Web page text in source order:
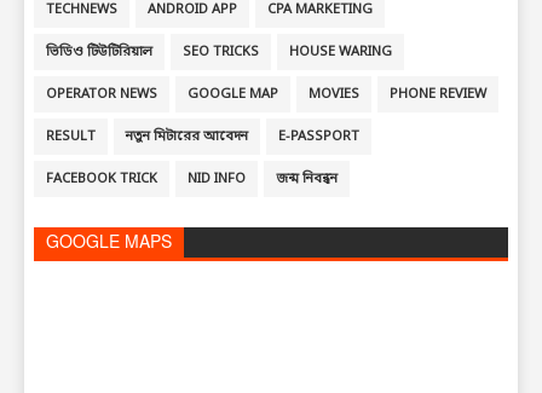
TECHNEWS ANDROID APP CPA MARKETING
ভিডিও টিউটিরিয়াল SEO TRICKS HOUSE WARING
OPERATOR NEWS GOOGLE MAP MOVIES PHONE REVIEW
RESULT নতুন মিটারের আবেদন E-PASSPORT
FACEBOOK TRICK NID INFO জন্ম নিবন্ধন
GOOGLE MAPS